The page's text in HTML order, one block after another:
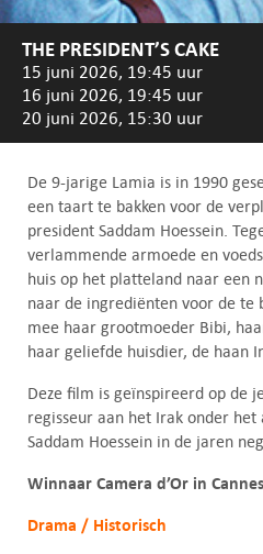
THE PRESIDENT’S CAKE
15 juni 2026, 19:45 uur
16 juni 2026, 19:45 uur
20 juni 2026, 15:30 uur
De 9-jarige Lamia is in 1990
een taart te bakken voor de
president Saddam Hoessein.
verlammende armoede en
huis op het platteland naar een
naar de ingrediënten voor de te
mee haar grootmoeder Bibi,
haar geliefde huisdier, de haan
Deze film is geïnspireerd op de
regisseur aan het Irak onder
Saddam Hoessein in de jaren
Winnaar Camera d’Or in
Drama / Historisch